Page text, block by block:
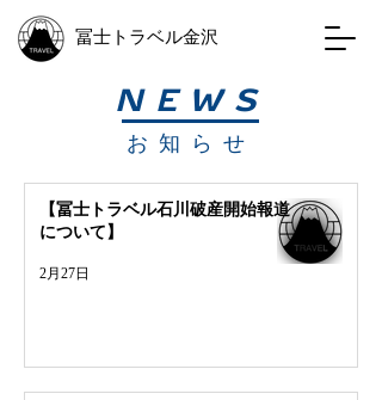
冨士トラベル金沢
NEWS
お知らせ
【冨士トラベル石川破産開始報道
について】
2月27日